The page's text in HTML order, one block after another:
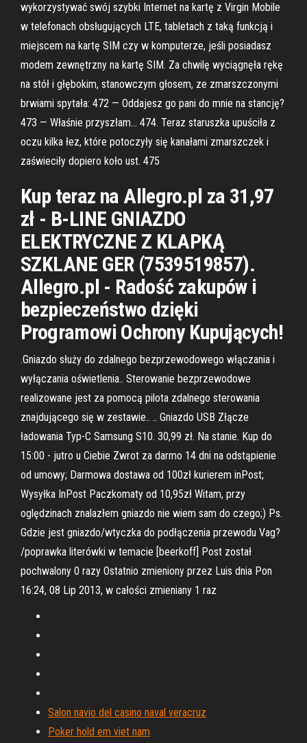
wykorzystywać swój szybki Internet na kartę z Virgin Mobile
w telefonach obsługujących LTE, tabletach z taką funkcją i
miejscem na kartę SIM czy w komputerze, jeśli posiadasz
modem zewnętrzny na kartę SIM. Za chwilę wyciągnęła rękę
na stół i głębokim, stanowczym głosem, ze zmarszczonymi
brwiami spytała: 472 — Oddajesz go pani do mnie na stancję?
473 — Właśnie przyszłam… 474. Teraz staruszka upuściła z
oczu kilka łez, które potoczyły się kanałami zmarszczek i
zaświeciły dopiero koło ust. 475
Kup teraz na Allegro.pl za 31,97
zł - B-LINE GNIAZDO
ELEKTRYCZNE Z KLAPKĄ
SZKLANE GER (7539519857).
Allegro.pl - Radość zakupów i
bezpieczeństwo dzięki
Programowi Ochrony Kupujących!
.Gniazdo służy do zdalnego bezprzewodowego włączania i
wyłączania oświetlenia.. Sterowanie bezprzewodowe
realizowane jest za pomocą pilota zdalnego sterowania
znajdującego się w zestawie.. .. Gniazdo USB Złącze
ładowania Typ-C Samsung S10. 30,99 zł. Na stanie. Kup do
15:00 - jutro u Ciebie Zwrot za darmo 14 dni na odstąpienie
od umowy; Darmowa dostawa od 100zł kurierem inPost;
Wysyłka InPost Paczkomaty od 10,95zł Witam, przy
oględzinach znalazłem gniazdo nie wiem sam do czego;) Ps.
Gdzie jest gniazdo/wtyczka do podłączenia przewodu Vag?
/poprawka literówki w temacie [beerkoff] Post został
pochwalony 0 razy Ostatnio zmieniony przez Luis dnia Pon
16:24, 08 Lip 2013, w całości zmieniany 1 raz
Salon navio del casino naval veracruz
Poker hold em viet nam